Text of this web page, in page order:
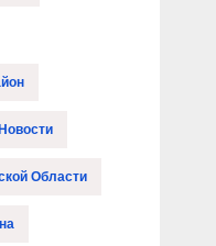
Новости
Области